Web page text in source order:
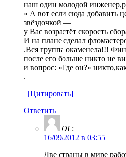
наш один молодой
» А вот если сюда добавить
звёздочкой —
у Вас возрастёт скорость
И на плане сделал
.Вся группа окаменела!!!
после его больше никто не
и вопрос: «Где он?»
.
[Цитировать]
Ответить
OL:
16/09/2012 в 03:55
Две страны в мире